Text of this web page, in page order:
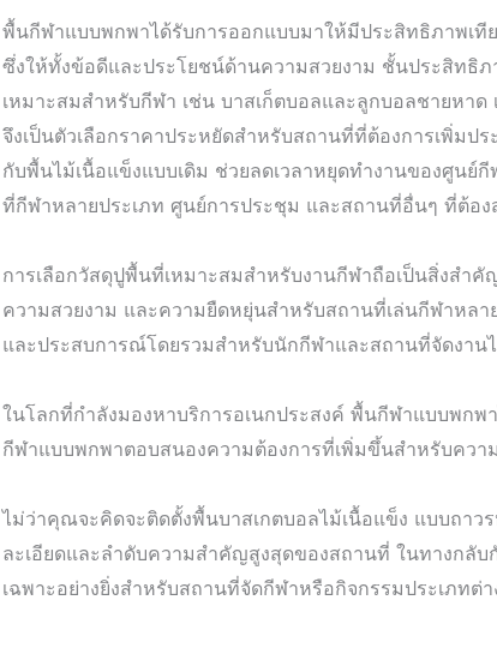
พื้นกีฬาแบบพกพาได้รับการออกแบบมาให้มีประสิทธิภาพเที
ซึ่งให้ทั้งข้อดีและประโยชน์ด้านความสวยงาม ชั้นประสิทธิ
เหมาะสมสำหรับกีฬา เช่น บาสเก็ตบอลและลูกบอลชายหา
จึงเป็นตัวเลือกราคาประหยัดสำหรับสถานที่ที่ต้องการเพิ่มป
กับพื้นไม้เนื้อแข็งแบบเดิม ช่วยลดเวลาหยุดทำงานของศูนย์
ที่กีฬาหลายประเภท ศูนย์การประชุม และสถานที่อื่นๆ ที่ต้อง
การเลือกวัสดุปูพื้นที่เหมาะสมสำหรับงานกีฬาถือเป็นสิ่งสำคั
ความสวยงาม และความยืดหยุ่นสำหรับสถานที่เล่นกีฬาหล
และประสบการณ์โดยรวมสำหรับนักกีฬาและสถานที่จัดงานไ
ในโลกที่กำลังมองหาบริการอเนกประสงค์ พื้นกีฬาแบบพก
กีฬาแบบพกพาตอบสนองความต้องการที่เพิ่มขึ้นสำหรับคว
ไม่ว่าคุณจะคิดจะติดตั้งพื้นบาสเกตบอลไม้เนื้อแข็ง แบบถา
ละเอียดและลำดับความสำคัญสูงสุดของสถานที่ ในทางกลั
เฉพาะอย่างยิ่งสำหรับสถานที่จัดกีฬาหรือกิจกรรมประเภท